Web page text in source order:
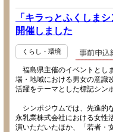
「キラっとふくしま
開催しました
くらし・環境
福島県主催のイベントとし
場・地域における男女の意識
活躍をテーマとした標記シン
シンポジウムでは、先進的
永乳業株式会社における女性
演いただいたほか、「若者・